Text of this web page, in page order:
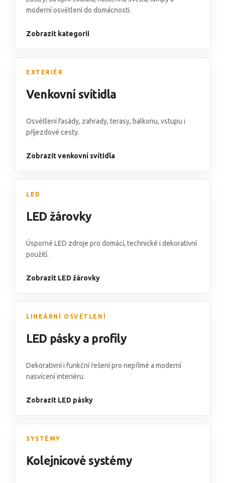
moderní osvětlení do domácnosti.
Zobrazit kategorii
EXTERIÉR
Venkovní svítidla
Osvětlení fasády, zahrady, terasy, balkonu, vstupu i
příjezdové cesty.
Zobrazit venkovní svítidla
LED
LED žárovky
Úsporné LED zdroje pro domácí, technické i dekorativní
použití.
Zobrazit LED žárovky
LINEÁRNÍ OSVĚTLENÍ
LED pásky a profily
Dekorativní i funkční řešení pro nepřímé a moderní
nasvícení interiéru.
Zobrazit LED pásky
SYSTÉMY
Kolejnicové systémy